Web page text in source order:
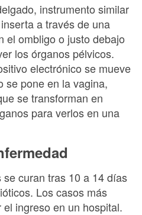
instrumento similar
a través de una
el ombligo o justo debajo
los órganos pélvicos.
electrónico se mueve
se pone en la vagina,
se transforman en
para verlos en una
curan tras 10 a 14 días
Los casos más
ingreso en un hospital.